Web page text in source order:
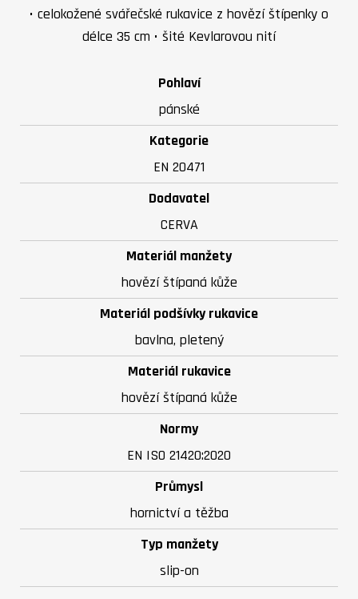
• celokožené svářečské rukavice z hovězí štípenky o
délce 35 cm • šité Kevlarovou nití
Pohlaví
pánské
Kategorie
EN 20471
Dodavatel
CERVA
Materiál manžety
hovězí štípaná kůže
Materiál podšívky rukavice
bavlna, pletený
Materiál rukavice
hovězí štípaná kůže
Normy
EN ISO 21420:2020
Průmysl
hornictví a těžba
Typ manžety
slip-on